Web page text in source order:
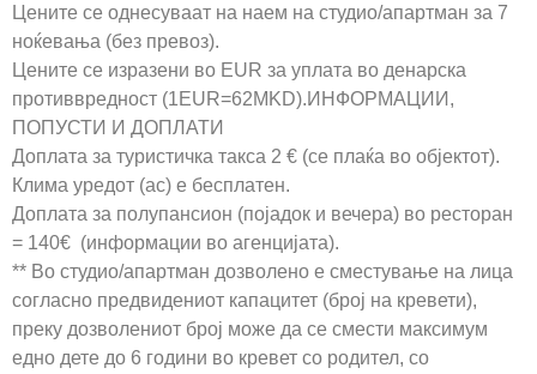
Цените се однесуваат на наем на студио/апартман за 7
ноќевања (без превоз).
Цените се изразени во EUR за уплата во денарска
противвредност (1EUR=62MKD).ИНФОРМАЦИИ,
ПОПУСТИ И ДОПЛАТИ
Доплата за туристичка такса 2 € (се плаќа во објектот).
Клима уредот (ac) е бесплатен.
Доплата за полупансион (појадок и вечера) во ресторан
= 140€ (информации во агенцијата).
** Во студио/апартман дозволено е сместување на лица
согласно предвидениот капацитет (број на кревети),
преку дозволениот број може да се смести максимум
едно дете до 6 години во кревет со родител, со